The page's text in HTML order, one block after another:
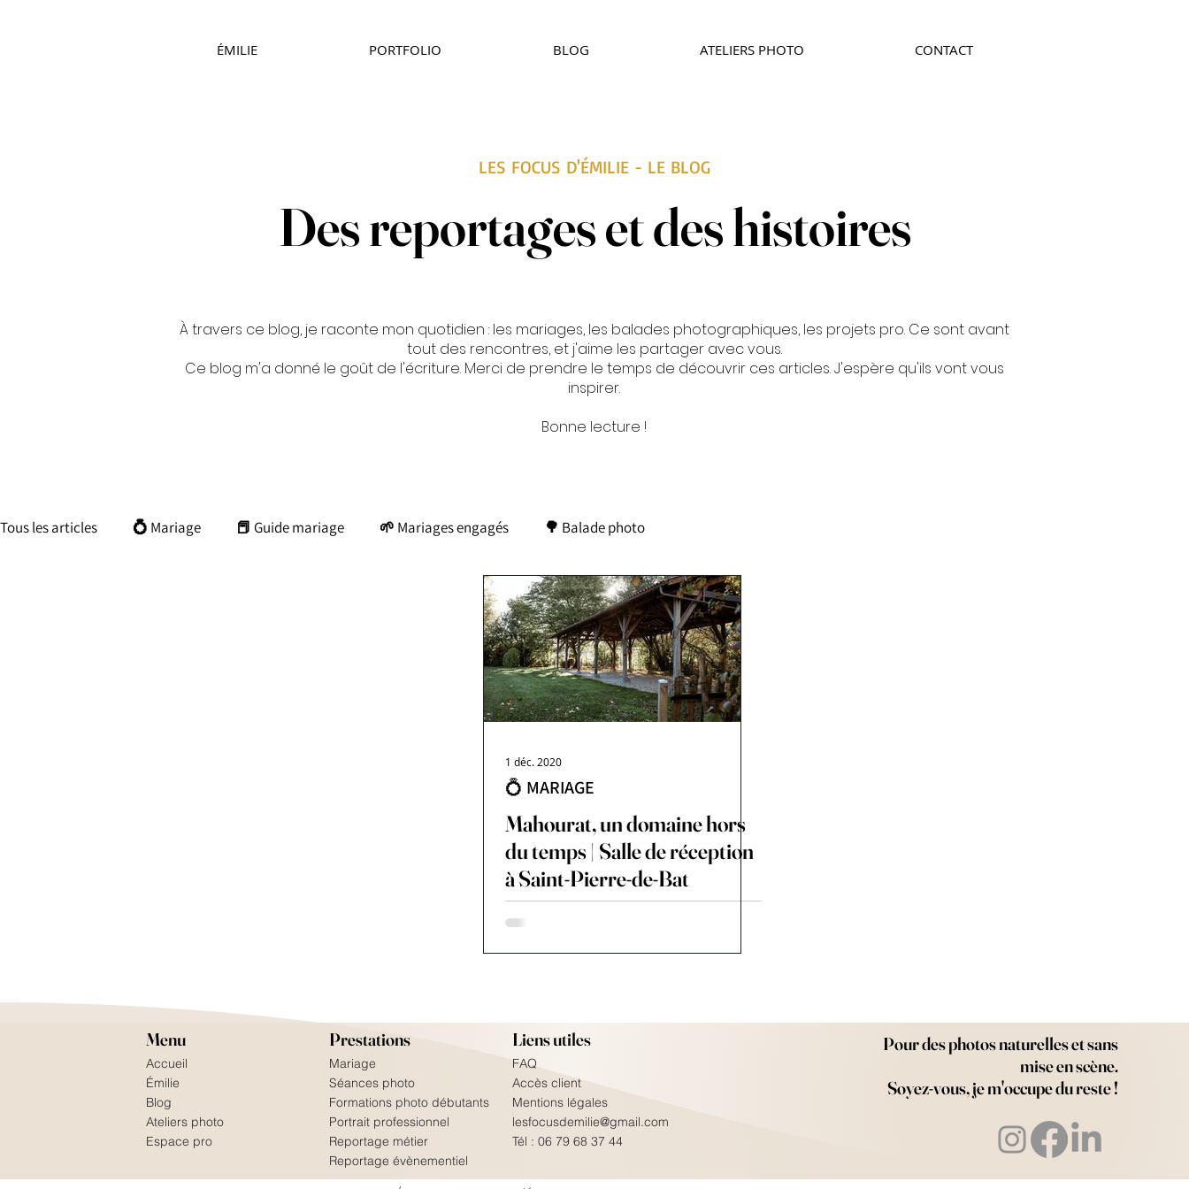
ÉMILIE PORTFOLIO BLOG ATELIERS PHOTO CONTACT
LES FOCUS D'ÉMILIE - LE BLOG
Des reportages et des histoires
À travers ce blog, je raconte mon quotidien : les mariages, les balades photographiques, les projets pro. Ce sont avant
tout des rencontres, et j'aime les partager avec vous.
Ce blog m'a donné le goût de l'écriture. Merci de prendre le temps de découvrir ces articles. J'espère qu'ils vont vous
inspirer.
Bonne lecture !
Tous les articles 💍 Mariage 📕 Guide mariage 🌱 Mariages engagés 🌳 Balade photo
🚀 Reportages pro
1 déc. 2020
💍 MARIAGE
Mahourat, un domaine hors
du temps | Salle de réception
à Saint-Pierre-de-Bat
Menu
Accueil
Émilie
Blog
Ateliers photo
Espace pro
Prestations
Mariage
Séances photo
Formations photo débutants
Portrait professionnel
Reportage métier
Reportage évènementiel
Liens utiles
FAQ
Accès client
Mentions légales
lesfocusdemilie@gmail.com​
Tél :06 79 68 37 44
Pour des photos naturelles et sans
mise en scène.
Soyez-vous, je m'occupe du reste !